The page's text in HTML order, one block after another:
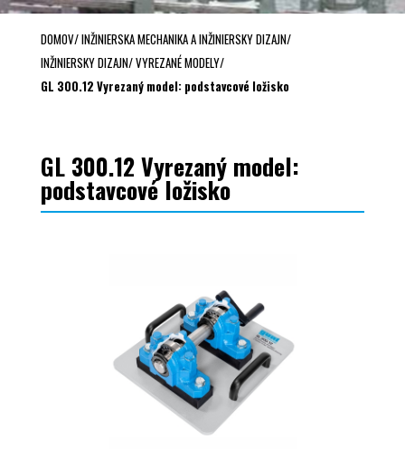
DOMOV/INŽINIERSKA MECHANIKA A INŽINIERSKY DIZAJN/
INŽINIERSKY DIZAJN/VYREZANÉ MODELY/
GL 300.12 Vyrezaný model: podstavcové ložisko
GL 300.12 Vyrezaný model:
podstavcové ložisko